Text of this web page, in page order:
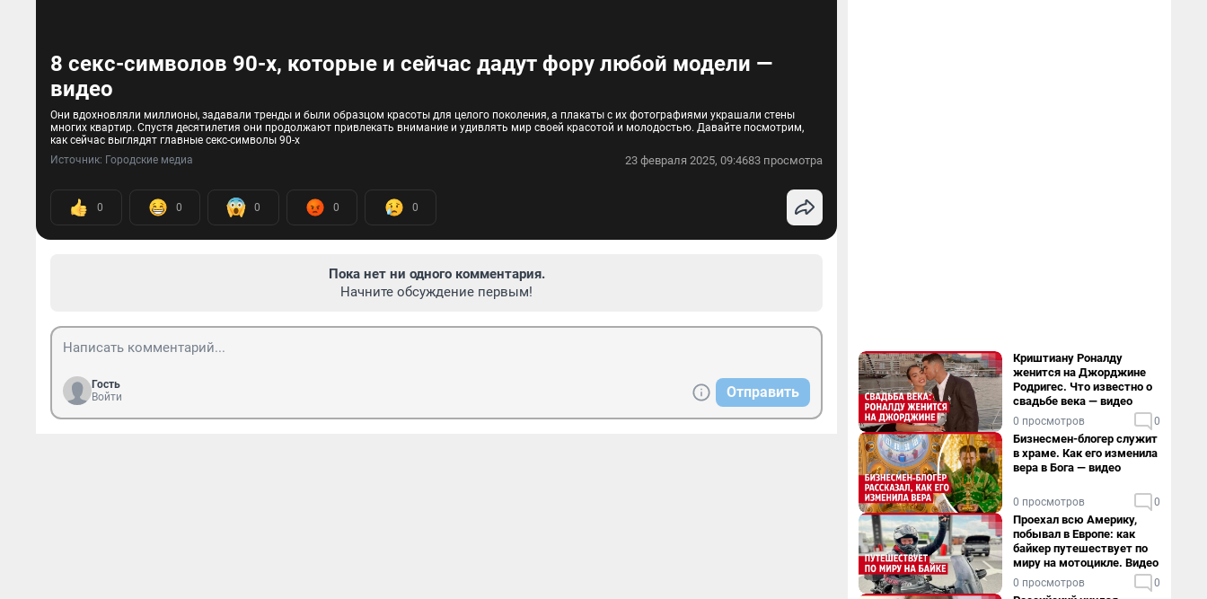
8 секс-символов 90-х, которые и сейчас дадут фору любой модели —
видео
Они вдохновляли миллионы, задавали тренды и были образцом красоты для целого поколения, а плакаты с их фотографиями украшали стены
многих квартир. Спустя десятилетия они продолжают привлекать внимание и удивлять мир своей красотой и молодостью. Давайте посмотрим,
как сейчас выглядят главные секс-символы 90-х
Источник: Городские медиа 23 февраля 2025, 09:4683 просмотра
0 0 0 0 0
Пока нет ни одного комментария.
Начните обсуждение первым!
Гость
Войти
Отправить
Криштиану Роналду
женится на Джорджине
Родригес. Что известно о
свадьбе века — видео
0 просмотров 0
Бизнесмен-блогер служит
в храме. Как его изменила
вера в Бога — видео
0 просмотров 0
Проехал всю Америку,
побывал в Европе: как
байкер путешествует по
миру на мотоцикле. Видео
0 просмотров 0